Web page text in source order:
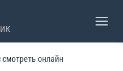
онлайн